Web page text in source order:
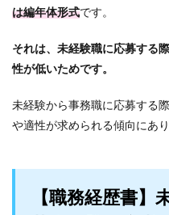
は編年体形式です。
それは、未経験職に応募する
性が低いためです。
未経験から事務職に応募する
や適性が求められる傾向にあり
【職務経歴書】